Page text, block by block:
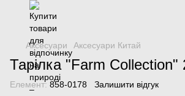
Аксесуари Аксесуари Китай
Тарілка "Farm Collection"
Елемент: 858-0178 Залишити відгук